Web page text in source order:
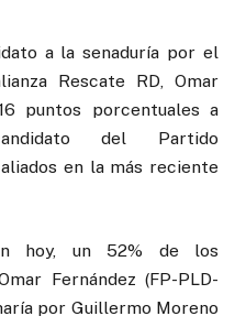
a la senaduría por el
Rescate RD, Omar
puntos porcentuales a
del Partido
en la más reciente
hoy, un 52% de los
Fernández (FP-PLD-
por Guillermo Moreno